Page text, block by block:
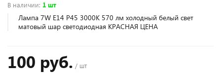
В наличии: 1 шт
Лампа 7W E14 Р45 3000K 570 лм холодный белый свет
матовый шар светодиодная КРАСНАЯ ЦЕНА
100 руб. / шт